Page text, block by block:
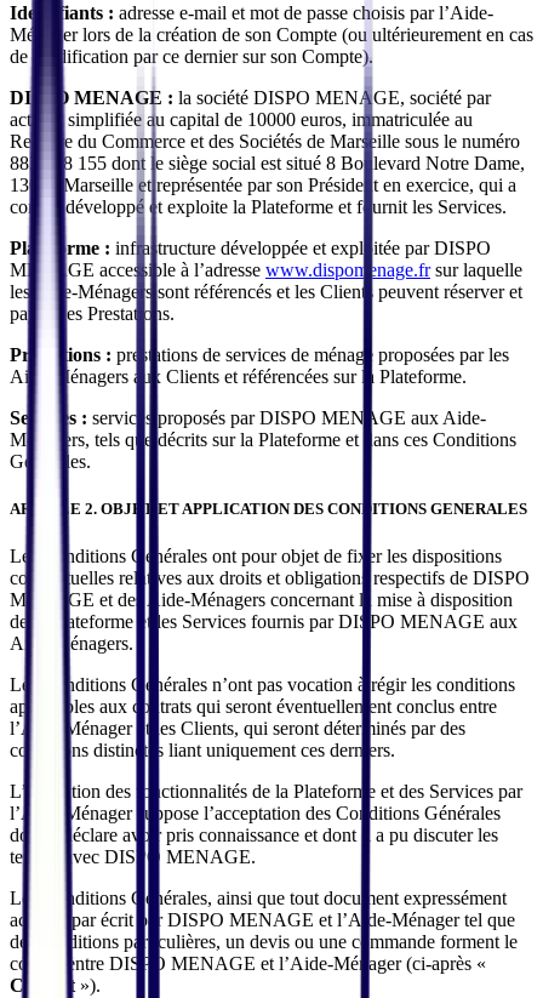
Identifiants : adresse e-mail et mot de passe choisis par l’Aide-
Ménager lors de la création de son Compte (ou ultérieurement en cas
de modification par ce dernier sur son Compte).
DISPO MENAGE : la société DISPO MENAGE, société par
actions simplifiée au capital de 10000 euros, immatriculée au
Registre du Commerce et des Sociétés de Marseille sous le numéro
883 168 155 dont le siège social est situé 8 Boulevard Notre Dame,
13006 Marseille et représentée par son Président en exercice, qui a
conçu, développé et exploite la Plateforme et fournit les Services.
Plateforme : infrastructure développée et exploitée par DISPO
MENAGE accessible à l’adresse www.dispomenage.fr sur laquelle
les Aide-Ménagers sont référencés et les Clients peuvent réserver et
payer des Prestations.
Prestations : prestations de services de ménage proposées par les
Aide-Ménagers aux Clients et référencées sur la Plateforme.
Services : services proposés par DISPO MENAGE aux Aide-
Ménagers, tels que décrits sur la Plateforme et dans ces Conditions
Générales.
ARTICLE 2. OBJET ET APPLICATION DES CONDITIONS GENERALES
Les Conditions Générales ont pour objet de fixer les dispositions
contractuelles relatives aux droits et obligations respectifs de DISPO
MENAGE et des Aide-Ménagers concernant la mise à disposition
de la Plateforme et les Services fournis par DISPO MENAGE aux
Aide-Ménagers.
Les Conditions Générales n’ont pas vocation à régir les conditions
applicables aux contrats qui seront éventuellement conclus entre
l’Aide-Ménager et les Clients, qui seront déterminés par des
conditions distinctes liant uniquement ces derniers.
L’utilisation des fonctionnalités de la Plateforme et des Services par
l’Aide-Ménager suppose l’acceptation des Conditions Générales
dont il déclare avoir pris connaissance et dont il a pu discuter les
termes avec DISPO MENAGE.
Les Conditions Générales, ainsi que tout document expressément
accepté par écrit par DISPO MENAGE et l’Aide-Ménager tel que
des conditions particulières, un devis ou une commande forment le
contrat entre DISPO MENAGE et l’Aide-Ménager (ci-après «
Contrat »).